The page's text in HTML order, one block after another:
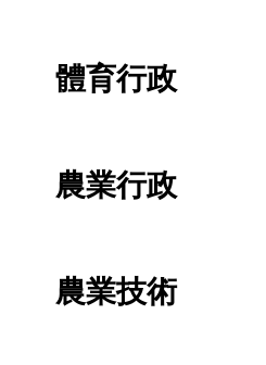
體育行政
農業行政
農業技術